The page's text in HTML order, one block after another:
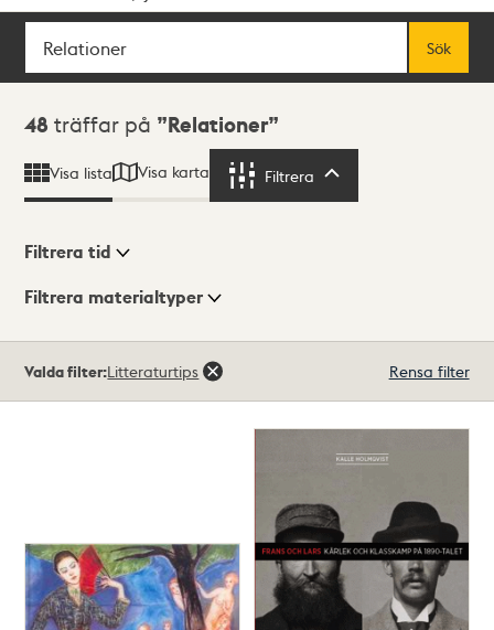
Sök
Sök
Sökresultat
48 träffar på Relationer
Visa lista Visa karta Filtrera
Visningsläge
Filtrera tid
Filtrera materialtyper
träffar
Valda filter:Litteraturtips Rensa filter